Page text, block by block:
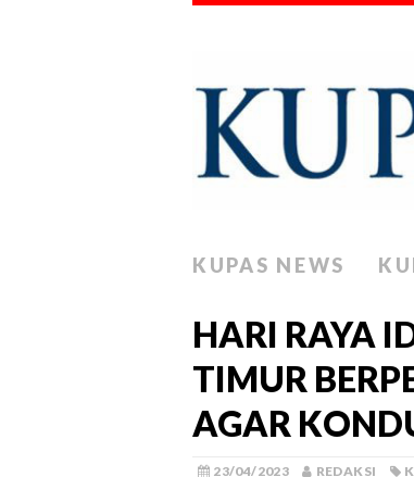
KUPAS NEWS
HARI RAYA
TIMUR
AGAR
23/04/2023 REDAKSI